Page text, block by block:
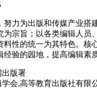
努力为出版和传媒产业
为宗旨；以各类编辑人
料性的统一为其特色。
验的园地，提高编辑素
出版署
会,高等教育出版社有限